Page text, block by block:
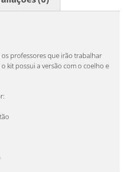
professores que irão trabalhar
kit possui a versão com o coelho e